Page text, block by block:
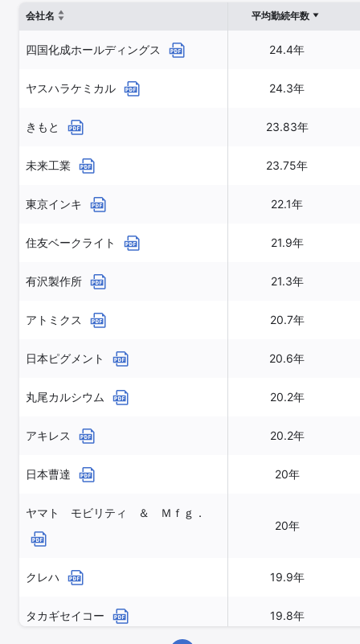
会社名
平均勤続年数
四国化成ホールディングス 24.4年
ヤスハラケミカル 24.3年
きもと 23.83年
未来工業 23.75年
東京インキ 22.1年
住友ベークライト 21.9年
有沢製作所 21.3年
アトミクス 20.7年
日本ピグメント 20.6年
丸尾カルシウム 20.2年
アキレス 20.2年
日本曹達 20年
ヤマト モビリティ ＆ Ｍｆｇ．
20年
クレハ 19.9年
タカギセイコー 19.8年